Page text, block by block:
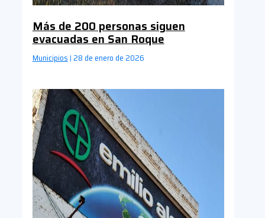
Más de 200 personas siguen
evacuadas en San Roque
Municipios | 28 de enero de 2026